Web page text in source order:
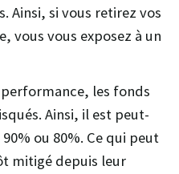
Ainsi, si vous retirez vos
vous vous exposez à un
les fonds
Ainsi, il est peut-
ou 80%. Ce qui peut
mitigé depuis leur